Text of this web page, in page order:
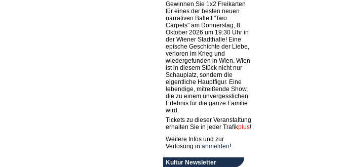
Gewinnen Sie 1x2 Freikarten
für eines der besten neuen
narrativen Ballett "Two
Carpets" am Donnerstag, 8.
Oktober 2026 um 19:30 Uhr in
der Wiener Stadthalle! Eine
epische Geschichte der Liebe,
verloren im Krieg und
wiedergefunden in Wien. Wien
ist in diesem Stück nicht nur
Schauplatz, sondern die
eigentliche Hauptfigur. Eine
lebendige, mitreißende Show,
die zu einem unvergesslichen
Erlebnis für die ganze Familie
wird.
Tickets zu dieser Veranstaltung
erhalten Sie in jeder Trafikplus!
Weitere Infos und zur
Verlosung in anmelden!
Kultur Newsletter